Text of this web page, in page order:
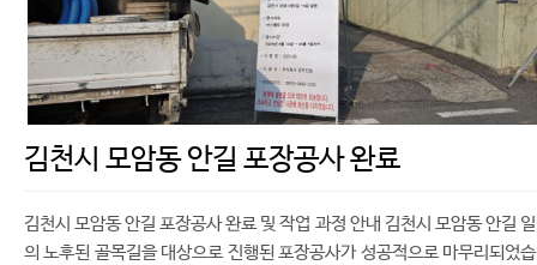
김천시 모암동 안길 포장공사 완료
김천시 모암동 안길 포장공사 완료 및 작업 과정 안내 김천시 모암동 안길
의 노후된 골목길을 대상으로 진행된 포장공사가 성공적으로 마무리되었